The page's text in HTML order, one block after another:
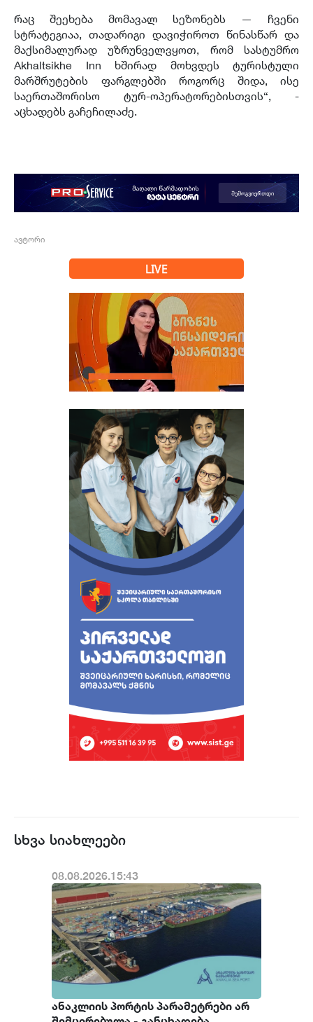
რაც შეეხება მომავალ სეზონებს — ჩვენი
სტრატეგიაა, თადარიგი დავიჭიროთ წინასწარ და
მაქსიმალურად უზრუნველვყოთ, რომ სასტუმრო
Akhaltsikhe Inn ხშირად მოხვდეს ტურისტული
მარშრუტების ფარგლებში როგორც შიდა, ისე
საერთაშორისო ტურ-ოპერატორებისთვის“, -
აცხადებს გაჩეჩილაძე.
ავტორი
LIVE
სხვა სიახლეები
08.08.2026.15:43
ანაკლიის პორტის პარამეტრები არ